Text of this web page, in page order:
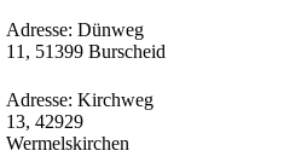
Adresse: Dünweg
11, 51399 Burscheid
Adresse: Kirchweg
13, 42929
Wermelskirchen